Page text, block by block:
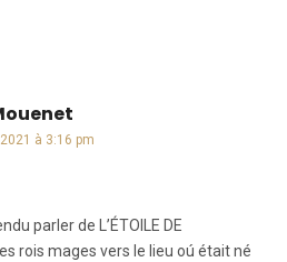
à 3:16 pm
parler de L’ÉTOILE DE
rois mages vers le lieu oú était né